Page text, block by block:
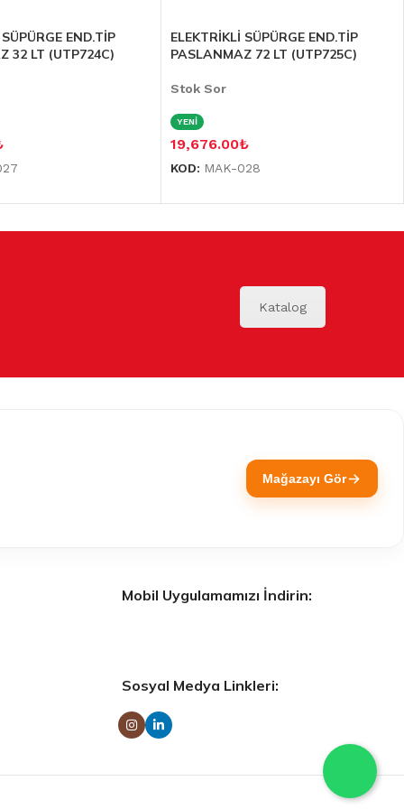
END.TİP
32 LT (UTP724C)
ELEKTRİKLİ SÜPÜRGE END.TİP
PASLANMAZ 72 LT (UTP725C)
Stok Sor
YENİ
19,676.00₺
KOD: MAK-028
Katalog
Mağazayı Gör
Mobil Uygulamamızı İndirin:
Sosyal Medya Linkleri: